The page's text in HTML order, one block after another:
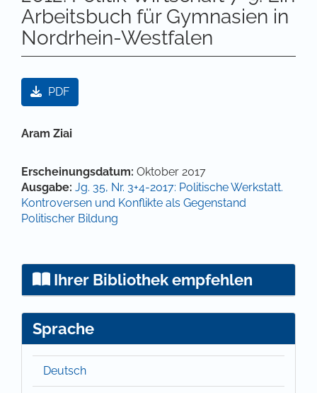
Arbeitsbuch für Gymnasien in
Nordrhein-Westfalen
Artikel-Sidebar
PDF
Hauptsächlicher Artikelinhalt
Aram Ziai
Artikel-Details
Erscheinungsdatum: Oktober 2017
Ausgabe: Jg. 35, Nr. 3+4-2017: Politische Werkstatt.
Kontroversen und Konflikte als Gegenstand
Politischer Bildung
Ihrer Bibliothek empfehlen
Sprache
Deutsch